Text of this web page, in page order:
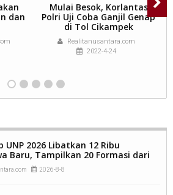
dan
Mulai Besok, Korlantas
Polri Uji Coba Ganjil Genap
di Tol Cikampek
Realitanusantara.com
2022-4-24
UNP 2026 Libatkan 12 Ribu
Baru, Tampilkan 20 Formasi dari
2026-8-8